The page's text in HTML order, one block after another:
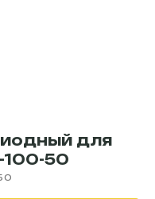
для
100-50